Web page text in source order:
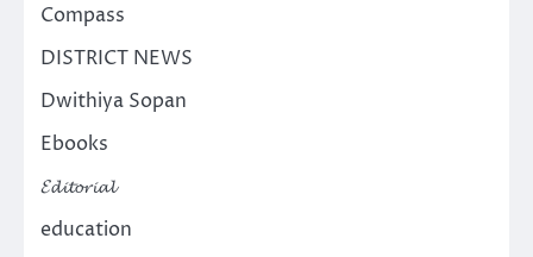
Compass
DISTRICT NEWS
Dwithiya Sopan
Ebooks
𝓔𝓭𝓲𝓽𝓸𝓻𝓲𝓪𝓵
education